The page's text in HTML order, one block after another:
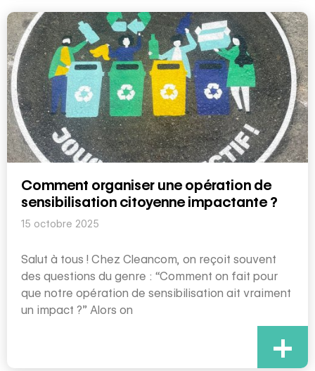
Comment organiser une opération de
sensibilisation citoyenne impactante ?
15 octobre 2025
Salut à tous ! Chez Cleancom, on reçoit souvent
des questions du genre : “Comment on fait pour
que notre opération de sensibilisation ait vraiment
un impact ?” Alors on
+